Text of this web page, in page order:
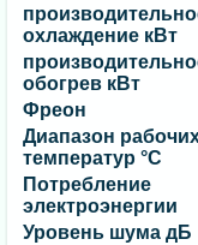
охлаждение кВт
обогрев кВт
Фреон
Диапазон
температур °C
Потребление
электроэнергии
Уровень шума дБ